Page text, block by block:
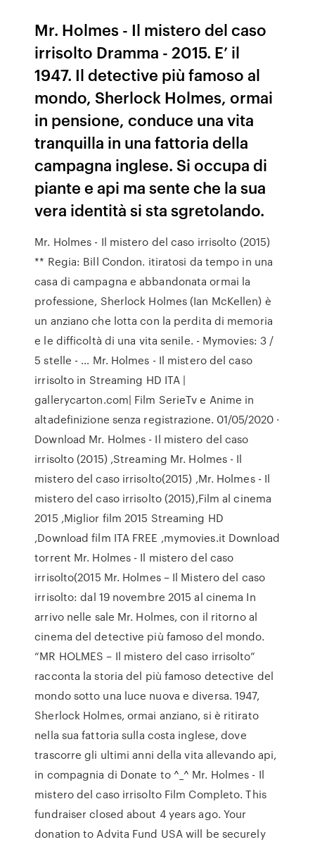
Mr. Holmes - Il mistero del caso
irrisolto Dramma - 2015. E’ il
1947. Il detective più famoso al
mondo, Sherlock Holmes, ormai
in pensione, conduce una vita
tranquilla in una fattoria della
campagna inglese. Si occupa di
piante e api ma sente che la sua
vera identità si sta sgretolando.
Mr. Holmes - Il mistero del caso irrisolto (2015)
** Regia: Bill Condon. itiratosi da tempo in una
casa di campagna e abbandonata ormai la
professione, Sherlock Holmes (Ian McKellen) è
un anziano che lotta con la perdita di memoria
e le difficoltà di una vita senile. - Mymovies: 3 /
5 stelle - … Mr. Holmes - Il mistero del caso
irrisolto in Streaming HD ITA |
gallerycarton.com| Film SerieTv e Anime in
altadefinizione senza registrazione. 01/05/2020 ·
Download Mr. Holmes - Il mistero del caso
irrisolto (2015) ,Streaming Mr. Holmes - Il
mistero del caso irrisolto(2015) ,Mr. Holmes - Il
mistero del caso irrisolto (2015),Film al cinema
2015 ,Miglior film 2015 Streaming HD
,Download film ITA FREE ,mymovies.it Download
torrent Mr. Holmes - Il mistero del caso
irrisolto(2015 Mr. Holmes – Il Mistero del caso
irrisolto: dal 19 novembre 2015 al cinema In
arrivo nelle sale Mr. Holmes, con il ritorno al
cinema del detective più famoso del mondo.
“MR HOLMES – Il mistero del caso irrisolto”
racconta la storia del più famoso detective del
mondo sotto una luce nuova e diversa. 1947,
Sherlock Holmes, ormai anziano, si è ritirato
nella sua fattoria sulla costa inglese, dove
trascorre gli ultimi anni della vita allevando api,
in compagnia di Donate to ^_^ Mr. Holmes - Il
mistero del caso irrisolto Film Completo. This
fundraiser closed about 4 years ago. Your
donation to Advita Fund USA will be securely